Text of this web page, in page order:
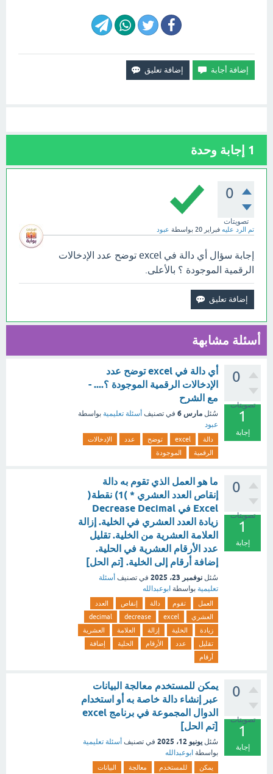
1 إجابة وحدة
0
تصويتات
تم الرد عليه فبراير 20 بواسطة عبود
إجابة سؤال أي دالة في excel توضح عدد الإدخالات
الرقمية الموجودة ؟ بالأعلى.
أسئلة مشابهة
0
تصويتات
1
إجابة
أي دالة في excel توضح عدد
الإدخالات الرقمية الموجودة ؟.... -
مع الشرح
سُئل مارس 6 في تصنيف أسئلة تعليمية بواسطة
عبود
دالة excel توضح عدد
الإدخالات
الرقمية
الموجودة
0
تصويتات
1
إجابة
ما هو العمل الذي تقوم به دالة
إنقاص العدد العشري * )1) نقطة(
Excel في Decrease Decimal
زيادة العدد العشري في الخلية. إزالة
العلامة العشرية من الخلية. تقليل
عدد الأرقام العشرية في الحلية.
إضافة أرقام إلى الخلية. [تم الحل]
سُئل نوفمبر 23، 2025 في تصنيف أسئلة
تعليمية بواسطة ابوعبدالله
العمل تقوم دالة إنقاص
العدد
العشري
excel
decrease
decimal
زيادة
الخلية إزالة العلامة
العشرية
تقليل
عدد الأرقام الحلية
إضافة
أرقام
0
تصويتات
1
إجابة
‏يمكن للمستخدم معالجة البيانات
عبر إنشاء دالة خاصة به أو استخدام
الدوال المجموعة في برنامج excel
[تم الحل]
سُئل يونيو 12، 2025 في تصنيف أسئلة تعليمية
بواسطة ابوعبدالله
يمكن للمستخدم معالجة
البيانات